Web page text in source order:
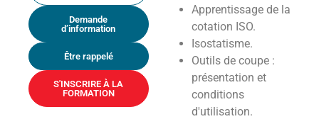
Demande
d’information
Être rappelé
S'INSCRIRE À LA
FORMATION
Apprentissage de la
cotation ISO.
Isostatisme.
Outils de coupe :
présentation et
conditions
d'utilisation.